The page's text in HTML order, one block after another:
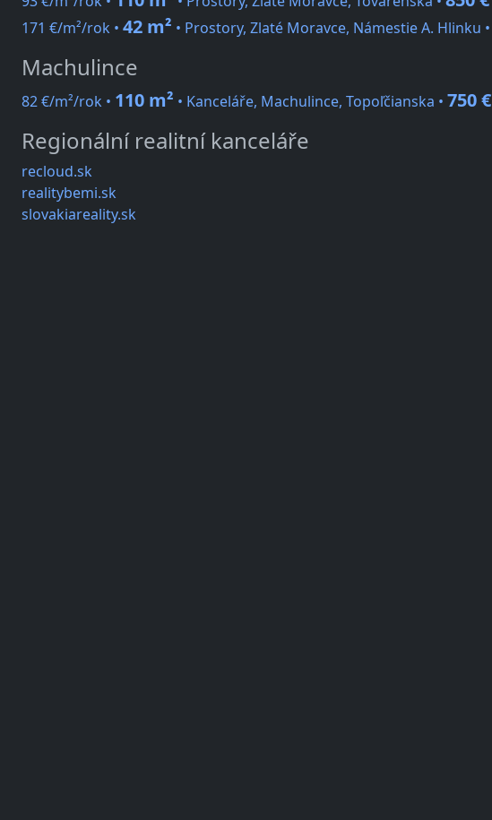
171 €/m²/rok • 42 m² • Prostory, Zlaté Moravce, Námestie A. Hlinku •
Machulince
82 €/m²/rok • 110 m² • Kanceláře, Machulince, Topoľčianska • 750 €
Regionální realitní kanceláře
recloud.sk
realitybemi.sk
slovakiareality.sk